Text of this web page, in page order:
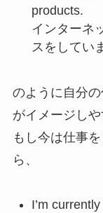
products.
インターネ
スをしてい
のように自分
がイメージしや
もし今は仕事
ら、
I’m